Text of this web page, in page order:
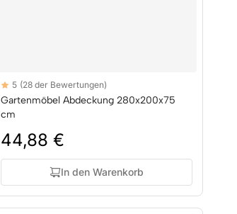
Reviews
5 out of 5 stars
5 (28 der Bewertungen)
Gartenmöbel Abdeckung 280x200x75
cm
44,88 €
In den Warenkorb